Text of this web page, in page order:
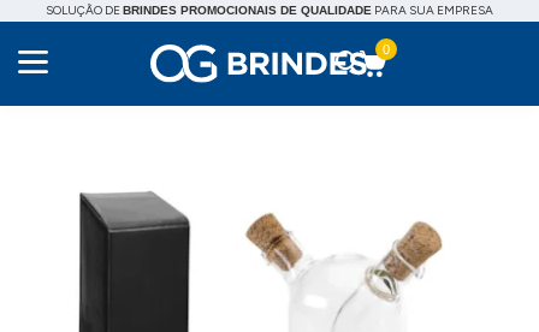
SOLUÇÃO DEBRINDES PROMOCIONAIS DE QUALIDADE PARA SUA EMPRESA
0